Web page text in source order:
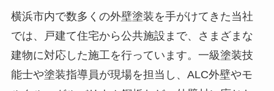
横浜市内で数多くの外壁塗装を手がけてきた当社
では、戸建て住宅から公共施設まで、さまざまな
建物に対応した施工を行っています。一級塗装技
能士や塗装指導員が現場を担当し、ALC外壁やモ